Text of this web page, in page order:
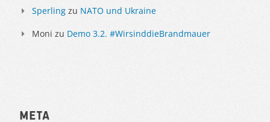
Sperling zu NATO und Ukraine
Moni zu Demo 3.2. #WirsinddieBrandmauer
Meta